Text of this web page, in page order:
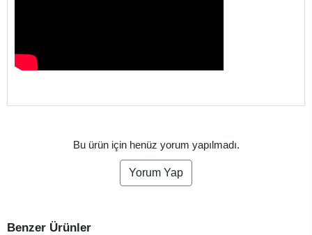
Bu ürün için henüz yorum yapılmadı.
Yorum Yap
Benzer Ürünler